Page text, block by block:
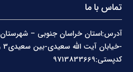
تماس با ما
آدرس:استان خراسان جنوبی –
کدپستی:9713833669